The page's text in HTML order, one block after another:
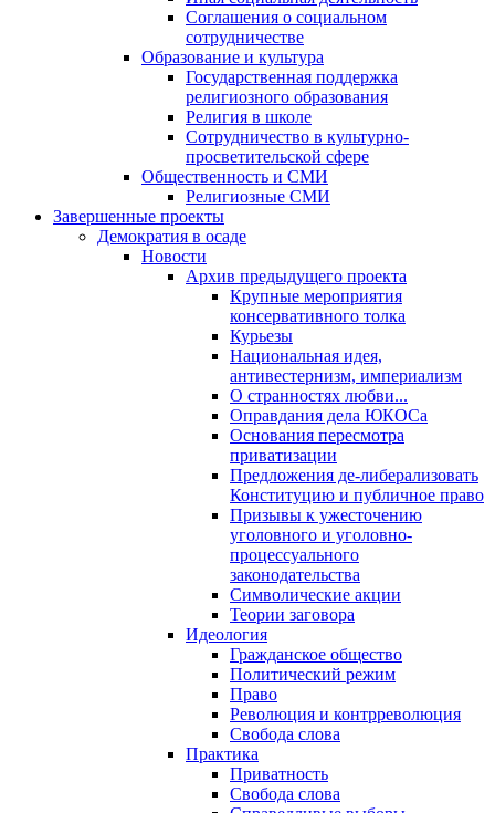
Соглашения о социальном
сотрудничестве
Образование и культура
Государственная поддержка
религиозного образования
Религия в школе
Сотрудничество в культурно-
просветительской сфере
Общественность и СМИ
Религиозные СМИ
Завершенные проекты
Демократия в осаде
Новости
Архив предыдущего проекта
Крупные мероприятия
консервативного толка
Курьезы
Национальная идея,
антивестернизм, империализм
О странностях любви...
Оправдания дела ЮКОСа
Основания пересмотра
приватизации
Предложения де-либерализовать
Конституцию и публичное право
Призывы к ужесточению
уголовного и уголовно-
процессуального
законодательства
Символические акции
Теории заговора
Идеология
Гражданское общество
Политический режим
Право
Революция и контрреволюция
Свобода слова
Практика
Приватность
Свобода слова